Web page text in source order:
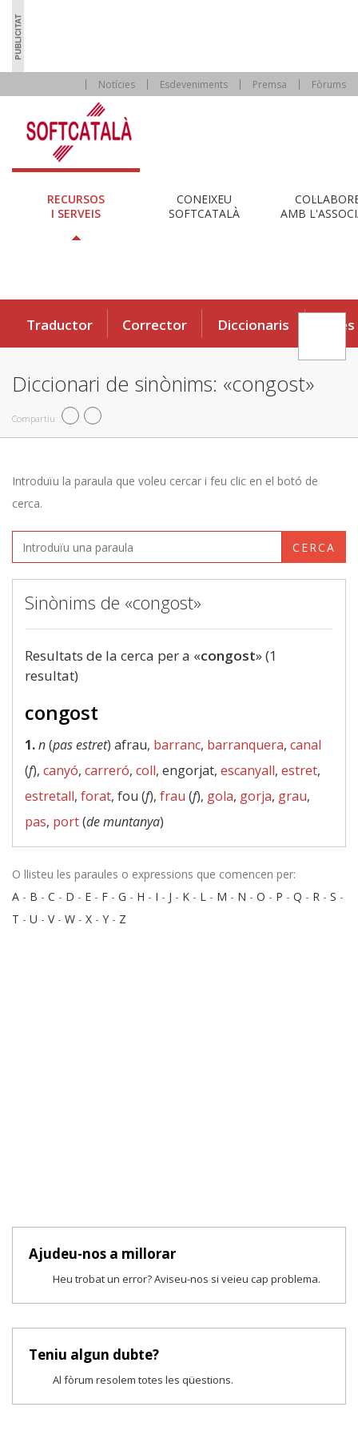
Notícies Esdeveniments Premsa Fòrums
RECURSOS
I SERVEIS
CONEIXEU
SOFTCATALÀ
AMB
Traductor Corrector Diccionaris Eines
Diccionari de sinònims: «congost»
Compartiu
Introduïu la paraula que voleu cercar i feu clic en el botó de
cerca.
CERCA
Sinònims de «congost»
Resultats de la cerca per a «congost» (1
resultat)
congost
1.n(pas estret) afrau, barranc, barranquera, canal
(f), canyó, carreró, coll, engorjat, escanyall, estret,
estretall, forat, fou (f), frau (f), gola, gorja, grau,
pas, port(de muntanya)
O llisteu les paraules o expressions que comencen per:
A - B - C - D - E - F - G - H - I - J - K - L - M - N - O - P - Q - R - S -
T - U - V- W - X - Y - Z
Ajudeu-nos a millorar
Heu trobat un error? Aviseu-nos si veieu cap problema.
Teniu algun dubte?
Al fòrum resolem totes les qüestions.